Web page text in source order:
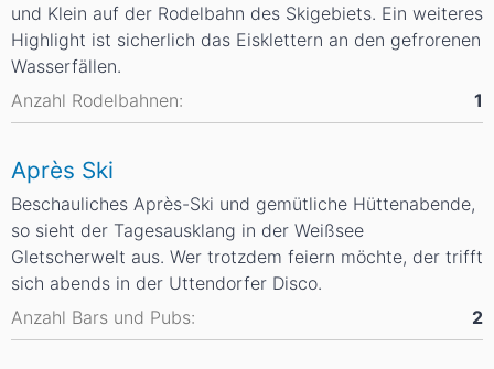
und Klein auf der Rodelbahn des Skigebiets. Ein weiteres
Highlight ist sicherlich das Eisklettern an den gefrorenen
Wasserfällen.
Anzahl Rodelbahnen:
1
Après Ski
Beschauliches Après-Ski und gemütliche Hüttenabende,
so sieht der Tagesausklang in der Weißsee
Gletscherwelt aus. Wer trotzdem feiern möchte, der trifft
sich abends in der Uttendorfer Disco.
Anzahl Bars und Pubs:
2